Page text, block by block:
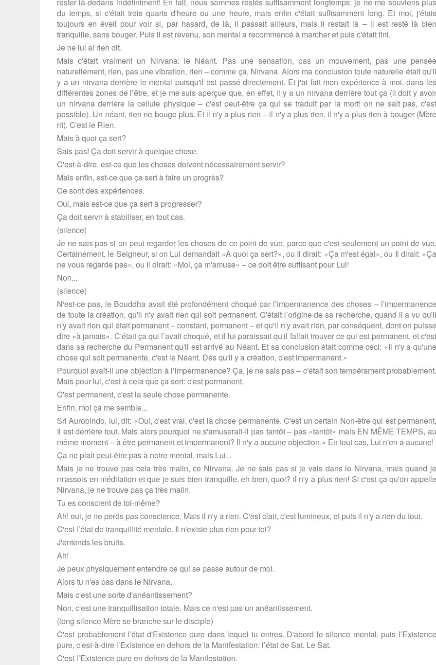
du temps, si c'était trois quarts d'heure ou une heure, mais enfin c'était suffisamment long. Et moi, j'étais
toujours en éveil pour voir si, par hasard, de là, il passait ailleurs, mais il restait là – il est resté là bien
tranquille, sans bouger. Puis il est revenu, son mental a recommencé à marcher et puis c'était fini.
Je ne lui ai rien dit.
Mais c'était vraiment un Nirvana: le Néant. Pas une sensation, pas un mouvement, pas une pensée
naturellement, rien, pas une vibration, rien – comme ça, Nirvana. Alors ma conclusion toute naturelle était qu'il
y a un nirvana derrière le mental puisqu'il est passé directement. Et j'ai fait mon expérience à moi, dans les
différentes zones de l’être, et je me suis aperçue que, en effet, il y a un nirvana derrière tout ça (il doit y avoir
un nirvana derrière la cellule physique – c'est peut-être ça qui se traduit par la mort! on ne sait pas, c'est
possible). Un néant, rien ne bouge plus. Et il n'y a plus rien – il n'y a plus rien, il n'y a plus rien à bouger (Mère
rit). C'est le Rien.
Mais à quoi ça sert?
Sais pas! Ça doit servir à quelque chose.
C'est-à-dire, est-ce que les choses doivent nécessairement servir?
Mais enfin, est-ce que ça sert à faire un progrès?
Ce sont des expériences.
Oui, mais est-ce que ça sert à progresser?
Ça doit servir à stabiliser, en tout cas.
(silence)
Je ne sais pas si on peut regarder les choses de ce point de vue, parce que c'est seulement un point de vue.
Certainement, le Seigneur, si on Lui demandait «À quoi ça sert?», ou Il dirait: «Ça m'est égal», ou Il dirait: «Ça
ne vous regarde pas», ou Il dirait: «Moi, ça m'amuse» – ce doit être suffisant pour Lui!
Non...
(silence)
N'est-ce pas, le Bouddha avait été profondément choqué par l’impermanence des choses – l’impermanence
de toute la création, qu'il n'y avait rien qui soit permanent. C'était l’origine de sa recherche, quand il a vu qu'il
n'y avait rien qui était permanent – constant, permanent – et qu'il n'y avait rien, par conséquent, dont on puisse
dire «à jamais». C'était ça qui l’avait choqué, et il lui paraissait qu'il fallait trouver ce qui est permanent, et c'est
dans sa recherche du Permanent qu'il est arrivé au Néant. Et sa conclusion était comme ceci: «Il n'y a qu'une
chose qui soit permanente, c'est le Néant. Dès qu'il y a création, c'est impermanent.»
Pourquoi avait-il une objection à l’impermanence? Ça, je ne sais pas – c'était son tempérament probablement.
Mais pour lui, c'est à cela que ça sert: c'est permanent.
C'est permanent, c'est la seule chose permanente.
Enfin, moi ça me semble...
Sri Aurobindo, lui, dit: «Oui, c'est vrai, c'est la chose permanente. C'est un certain Non-être qui est permanent,
Il est derrière tout. Mais alors pourquoi ne s'amuserait-Il pas tantôt – pas «tantôt» mais EN MÊME TEMPS, au
même moment – à être permanent et impermanent? Il n'y a aucune objection.» En tout cas, Lui n'en a aucune!
Ça ne plaît peut-être pas à notre mental, mais Lui...
Mais je ne trouve pas cela très malin, ce Nirvana. Je ne sais pas si je vais dans le Nirvana, mais quand je
m'assois en méditation et que je suis bien tranquille, eh bien, quoi? il n'y a plus rien! Si c'est ça qu'on appelle
Nirvana, je ne trouve pas ça très malin.
Tu es conscient de toi-même?
Ah! oui, je ne perds pas conscience. Mais il n'y a rien. C'est clair, c'est lumineux, et puis il n'y a rien du tout.
C'est l’état de tranquillité mentale. Il n'existe plus rien pour toi?
J'entends les bruits.
Ah!
Je peux physiquement entendre ce qui se passe autour de moi.
Alors tu n'es pas dans le Nirvana.
Mais c'est une sorte d'anéantissement?
Non, c'est une tranquillisation totale. Mais ce n'est pas un anéantissement.
(long silence Mère se branche sur le disciple)
C'est probablement l’état d'Existence pure dans lequel tu entres. D'abord le silence mental, puis l’Existence
pure, c'est-à-dire l’Existence en dehors de la Manifestation: l’état de Sat. Le Sat.
C'est l’Existence pure en dehors de la Manifestation.